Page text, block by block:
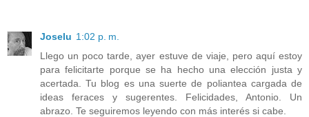
Joselu 1:02 p. m.
Llego un poco tarde, ayer estuve de viaje, pero aquí estoy
para felicitarte porque se ha hecho una elección justa y
acertada. Tu blog es una suerte de poliantea cargada de
ideas feraces y sugerentes. Felicidades, Antonio. Un
abrazo. Te seguiremos leyendo con más interés si cabe.